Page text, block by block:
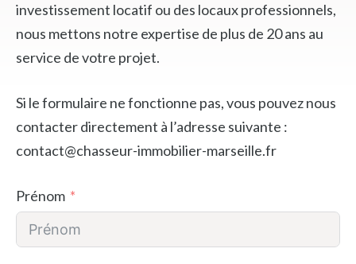
investissement locatif ou des locaux professionnels,
nous mettons notre expertise de plus de 20 ans au
service de votre projet.
Si le formulaire ne fonctionne pas, vous pouvez nous
contacter directement à l’adresse suivante :
contact@chasseur-immobilier-marseille.fr
Prénom